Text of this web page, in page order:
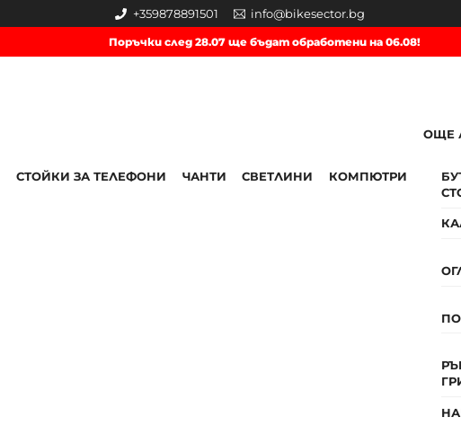
+359878891501 info@bikesector.bg
Поръчки след 28.07 ще бъдат обработени на 06.08!
СТОЙКИ ЗА ТЕЛЕФОНИ ЧАНТИ СВЕТЛИНИ КОМПЮТРИ
ОЩЕ